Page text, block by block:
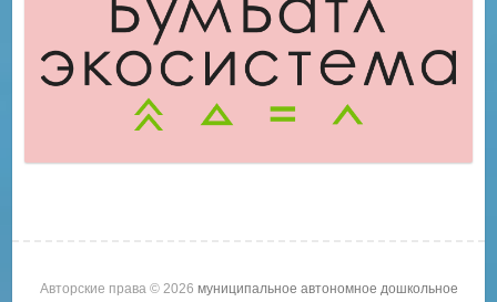
Авторские права © 2026 муниципальное автономное дошкольное